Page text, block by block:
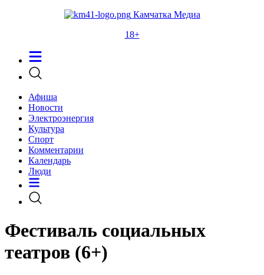
Камчатка Медиа
18+
Афиша
Новости
Электроэнергия
Культура
Спорт
Комментарии
Календарь
Люди
Фестиваль социальных
театров (6+)